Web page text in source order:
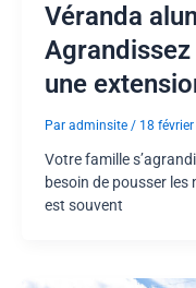
Véranda
une
Par adminsite / 18
Votre famille
besoin de pousser
est souvent